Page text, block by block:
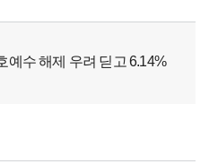
예수 해제 우려 딛고 6.14%